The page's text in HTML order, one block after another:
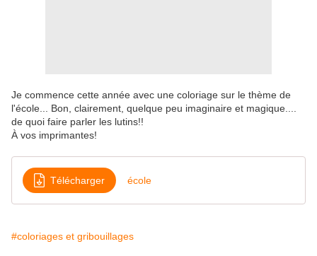
Je commence cette année avec une coloriage sur le thème de
l'école... Bon, clairement, quelque peu imaginaire et magique....
de quoi faire parler les lutins!!
À vos imprimantes!
Télécharger école
#coloriages et gribouillages